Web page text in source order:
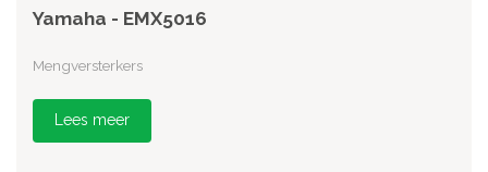
Yamaha - EMX5016
Mengversterkers
Lees meer